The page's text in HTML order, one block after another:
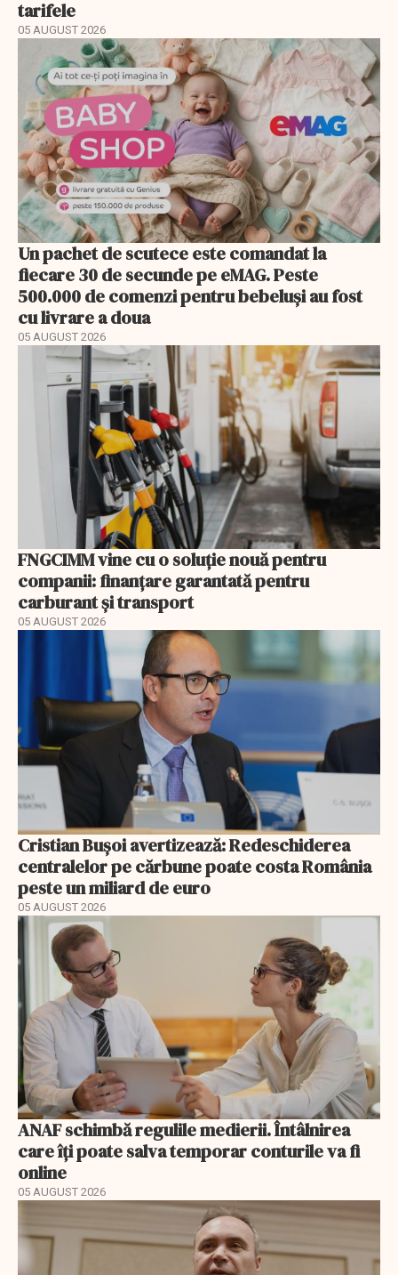
tarifele
05 AUGUST 2026
Un pachet de scutece este comandat la
fiecare 30 de secunde pe eMAG. Peste
500.000 de comenzi pentru bebeluși au fost
cu livrare a doua
05 AUGUST 2026
FNGCIMM vine cu o soluție nouă pentru
companii: finanțare garantată pentru
carburant și transport
05 AUGUST 2026
Cristian Bușoi avertizează: Redeschiderea
centralelor pe cărbune poate costa România
peste un miliard de euro
05 AUGUST 2026
ANAF schimbă regulile medierii. Întâlnirea
care îți poate salva temporar conturile va fi
online
05 AUGUST 2026